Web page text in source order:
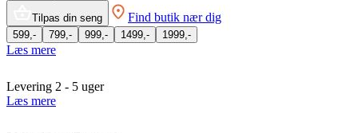
Tilpas din seng Find butik nær dig
599,- 799,- 999,- 1499,- 1999,-
Læs mere
Levering 2 - 5 uger
Læs mere